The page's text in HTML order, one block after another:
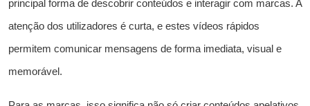
principal forma de descobrir conteúdos e interagir com marcas. A
atenção dos utilizadores é curta, e estes vídeos rápidos
permitem comunicar mensagens de forma imediata, visual e
memorável.